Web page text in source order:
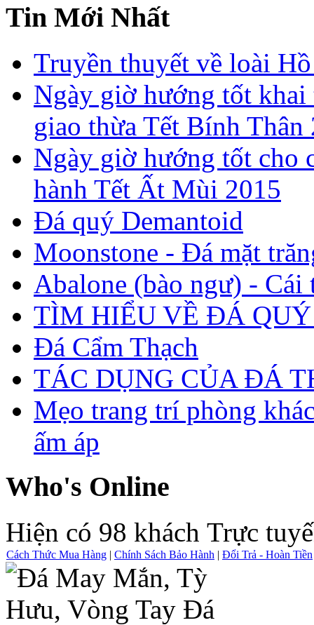
Tin Mới Nhất
Truyền thuyết về loài
Ngày giờ hướng tốt
giao thừa Tết Bính Thân
Ngày giờ hướng tốt cho
hành Tết Ất Mùi 2015
Đá quý Demantoid
Moonstone - Đá mặt
Abalone (bào ngư) - Cái
TÌM HIỂU VỀ ĐÁ QUÝ
Đá Cẩm Thạch
TÁC DỤNG CỦA ĐÁ
Mẹo trang trí phòng
ấm áp
Who's Online
Hiện có 98 khách Trực
Cách Thức Mua Hàng | Chính Sách Bảo Hành | Đổi Trả - Hoàn Tiền